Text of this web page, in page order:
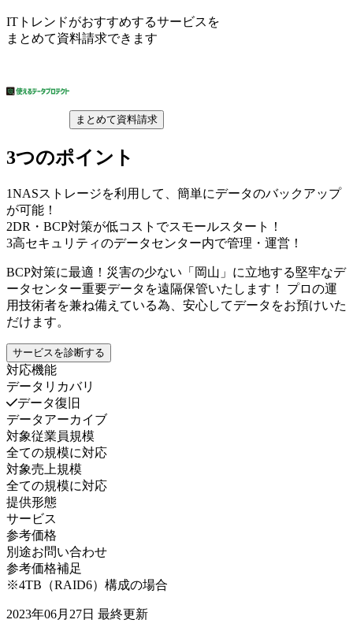
ITトレンドがおすすめするサービスを
まとめて資料請求できます
まとめて資料請求
3つのポイント
1NASストレージを利用して、簡単にデータのバックアップ
が可能！
2DR・BCP対策が低コストでスモールスタート！
3高セキュリティのデータセンター内で管理・運営！
BCP対策に最適！災害の少ない「岡山」に立地する堅牢なデ
ータセンター重要データを遠隔保管いたします！ プロの運
用技術者を兼ね備えている為、安心してデータをお預けいた
だけます。
サービスを診断する
対応機能
データリカバリ
データ復旧
データアーカイブ
対象従業員規模
全ての規模に対応
対象売上規模
全ての規模に対応
提供形態
サービス
参考価格
別途お問い合わせ
参考価格補足
※4TB（RAID6）構成の場合
2023年06月27日 最終更新